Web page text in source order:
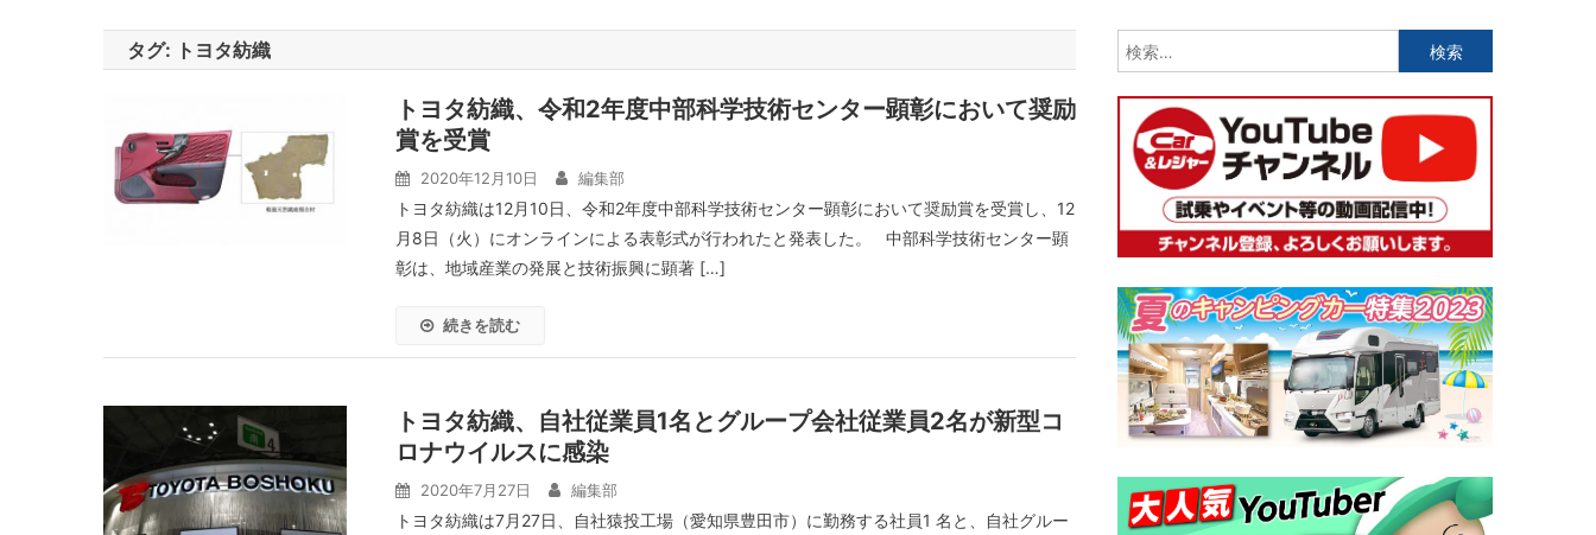
タグ: トヨタ紡織
トヨタ紡織、令和2年度中部科学技術センター顕彰において奨励
賞を受賞
2020年12月10日 編集部
トヨタ紡織は12月10日、令和2年度中部科学技術センター顕彰において奨励賞を受賞し、12
月8日（火）にオンラインによる表彰式が行われたと発表した。 中部科学技術センター顕
彰は、地域産業の発展と技術振興に顕著 […]
続きを読む
トヨタ紡織、自社従業員1名とグループ会社従業員2名が新型コ
ロナウイルスに感染
2020年7月27日 編集部
トヨタ紡織は7月27日、自社猿投工場（愛知県豊田市）に勤務する社員1 名と、自社グルー
索: